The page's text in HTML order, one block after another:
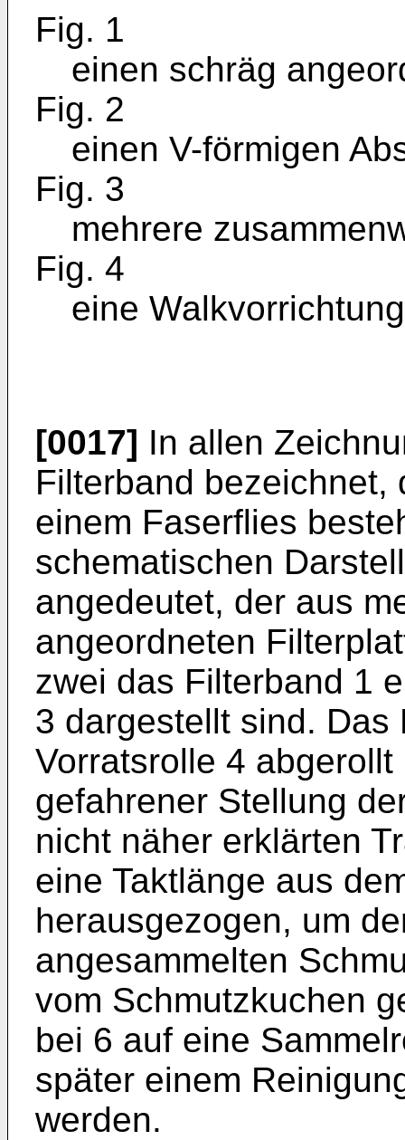
Fig. 1
einen schräg
Fig. 2
einen V-förmigen
Fig. 3
mehrere
Fig. 4
eine
[0017] In allen
Filterband
einem Faserflies
schematischen
angedeutet, der aus
angeordneten
zwei das Filterband 1
3 dargestellt sind.
Vorratsrolle 4
gefahrener Stellung
nicht näher erklärten
eine Taktlänge aus
herausgezogen, um
angesammelten
vom Schmutzkuchen
bei 6 auf eine
später einem
werden.